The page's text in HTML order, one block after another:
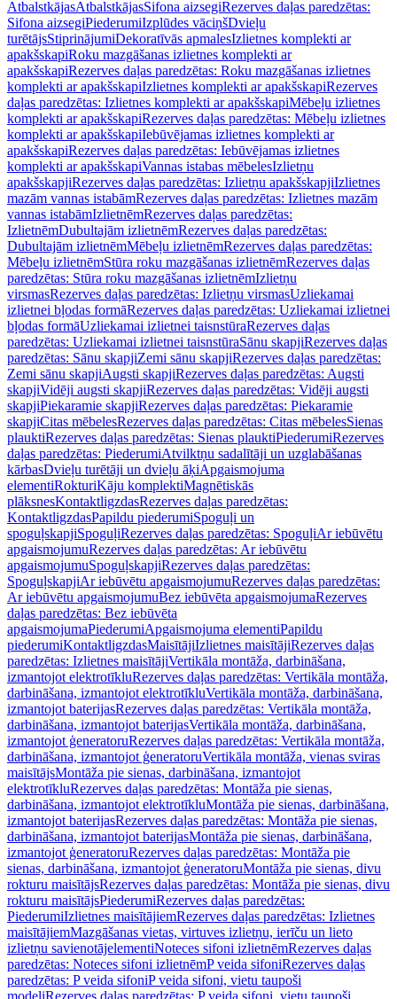
AtbalstkājasAtbalstkājasSifona aizsegiRezerves daļas paredzētas:
Sifona aizsegiPiederumiIzplūdes vāciņšDvieļu
turētājsStiprinājumiDekoratīvās apmalesIzlietnes komplekti ar
apakšskapiRoku mazgāšanas izlietnes komplekti ar
apakšskapiRezerves daļas paredzētas: Roku mazgāšanas izlietnes
komplekti ar apakšskapiIzlietnes komplekti ar apakšskapiRezerves
daļas paredzētas: Izlietnes komplekti ar apakšskapiMēbeļu izlietnes
komplekti ar apakšskapiRezerves daļas paredzētas: Mēbeļu izlietnes
komplekti ar apakšskapiIebūvējamas izlietnes komplekti ar
apakšskapiRezerves daļas paredzētas: Iebūvējamas izlietnes
komplekti ar apakšskapiVannas istabas mēbelesIzlietņu
apakšskapjiRezerves daļas paredzētas: Izlietņu apakšskapjiIzlietnes
mazām vannas istabāmRezerves daļas paredzētas: Izlietnes mazām
vannas istabāmIzlietnēmRezerves daļas paredzētas:
IzlietnēmDubultajām izlietnēmRezerves daļas paredzētas:
Dubultajām izlietnēmMēbeļu izlietnēmRezerves daļas paredzētas:
Mēbeļu izlietnēmStūra roku mazgāšanas izlietnēmRezerves daļas
paredzētas: Stūra roku mazgāšanas izlietnēmIzlietņu
virsmasRezerves daļas paredzētas: Izlietņu virsmasUzliekamai
izlietnei bļodas formāRezerves daļas paredzētas: Uzliekamai izlietnei
bļodas formāUzliekamai izlietnei taisnstūraRezerves daļas
paredzētas: Uzliekamai izlietnei taisnstūraSānu skapjiRezerves daļas
paredzētas: Sānu skapjiZemi sānu skapjiRezerves daļas paredzētas:
Zemi sānu skapjiAugsti skapjiRezerves daļas paredzētas: Augsti
skapjiVidēji augsti skapjiRezerves daļas paredzētas: Vidēji augsti
skapjiPiekaramie skapjiRezerves daļas paredzētas: Piekaramie
skapjiCitas mēbelesRezerves daļas paredzētas: Citas mēbelesSienas
plauktiRezerves daļas paredzētas: Sienas plauktiPiederumiRezerves
daļas paredzētas: PiederumiAtvilktņu sadalītāji un uzglabāšanas
kārbasDvieļu turētāji un dvieļu āķiApgaismojuma
elementiRokturiKāju komplektiMagnētiskās
plāksnesKontaktligzdasRezerves daļas paredzētas:
KontaktligzdasPapildu piederumiSpoguļi un
spoguļskapjiSpoguļiRezerves daļas paredzētas: SpoguļiAr iebūvētu
apgaismojumuRezerves daļas paredzētas: Ar iebūvētu
apgaismojumuSpoguļskapjiRezerves daļas paredzētas:
SpoguļskapjiAr iebūvētu apgaismojumuRezerves daļas paredzētas:
Ar iebūvētu apgaismojumuBez iebūvēta apgaismojumaRezerves
daļas paredzētas: Bez iebūvēta
apgaismojumaPiederumiApgaismojuma elementiPapildu
piederumiKontaktligzdasMaisītājiIzlietnes maisītājiRezerves daļas
paredzētas: Izlietnes maisītājiVertikāla montāža, darbināšana,
izmantojot elektrotīkluRezerves daļas paredzētas: Vertikāla montāža,
darbināšana, izmantojot elektrotīkluVertikāla montāža, darbināšana,
izmantojot baterijasRezerves daļas paredzētas: Vertikāla montāža,
darbināšana, izmantojot baterijasVertikāla montāža, darbināšana,
izmantojot ģeneratoruRezerves daļas paredzētas: Vertikāla montāža,
darbināšana, izmantojot ģeneratoruVertikāla montāža, vienas sviras
maisītājsMontāža pie sienas, darbināšana, izmantojot
elektrotīkluRezerves daļas paredzētas: Montāža pie sienas,
darbināšana, izmantojot elektrotīkluMontāža pie sienas, darbināšana,
izmantojot baterijasRezerves daļas paredzētas: Montāža pie sienas,
darbināšana, izmantojot baterijasMontāža pie sienas, darbināšana,
izmantojot ģeneratoruRezerves daļas paredzētas: Montāža pie
sienas, darbināšana, izmantojot ģeneratoruMontāža pie sienas, divu
rokturu maisītājsRezerves daļas paredzētas: Montāža pie sienas, divu
rokturu maisītājsPiederumiRezerves daļas paredzētas:
PiederumiIzlietnes maisītājiemRezerves daļas paredzētas: Izlietnes
maisītājiemMazgāšanas vietas, virtuves izlietņu, ierīču un lieto
izlietņu savienotājelementiNoteces sifoni izlietnēmRezerves daļas
paredzētas: Noteces sifoni izlietnēmP veida sifoniRezerves daļas
paredzētas: P veida sifoniP veida sifoni, vietu taupoši
modeļiRezerves daļas paredzētas: P veida sifoni, vietu taupoši